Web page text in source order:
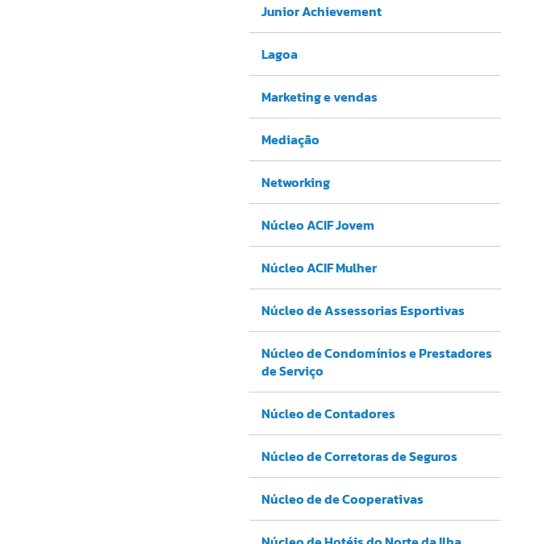
Junior Achievement
Lagoa
Marketing e vendas
Mediação
Networking
Núcleo ACIF Jovem
Núcleo ACIF Mulher
Núcleo de Assessorias Esportivas
Núcleo de Condomínios e Prestadores
de Serviço
Núcleo de Contadores
Núcleo de Corretoras de Seguros
Núcleo de de Cooperativas